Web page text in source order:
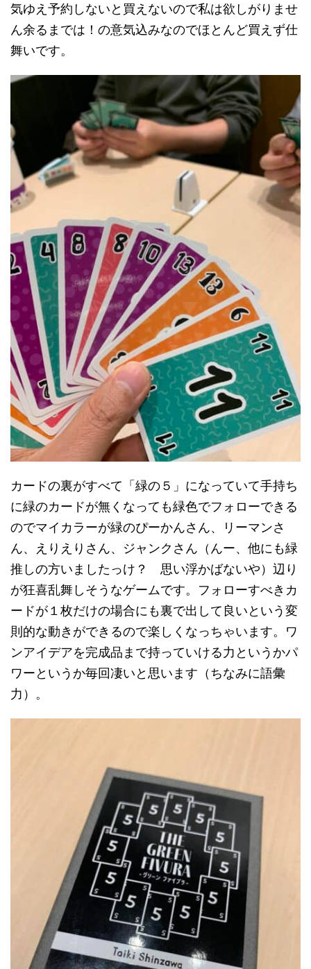
気ゆえ予約しないと買えないので私は欲しがりませ
ん余るまでは！の意気込みなのでほとんど買えず仕
舞いです。
カードの裏がすべて「緑の５」になっていて手持ち
に緑のカードが無くなっても緑色でフォローできる
のでマイカラーが緑のぴーかんさん、リーマンさ
ん、えりえりさん、ジャンクさん（んー、他にも緑
推しの方いましたっけ？ 思い浮かばないや）辺り
が狂喜乱舞しそうなゲームです。フォローすべきカ
ードが１枚だけの場合にも裏で出して良いという変
則的な動きができるので楽しくなっちゃいます。ワ
ンアイデアを完成品まで持っていける力というかパ
ワーというか毎回凄いと思います（ちなみに語彙
力）。